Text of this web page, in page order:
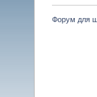
Форум для